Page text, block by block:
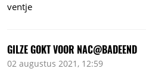
ventje
GILZE GOKT VOOR NAC@BADEEND
02 augustus 2021, 12:59